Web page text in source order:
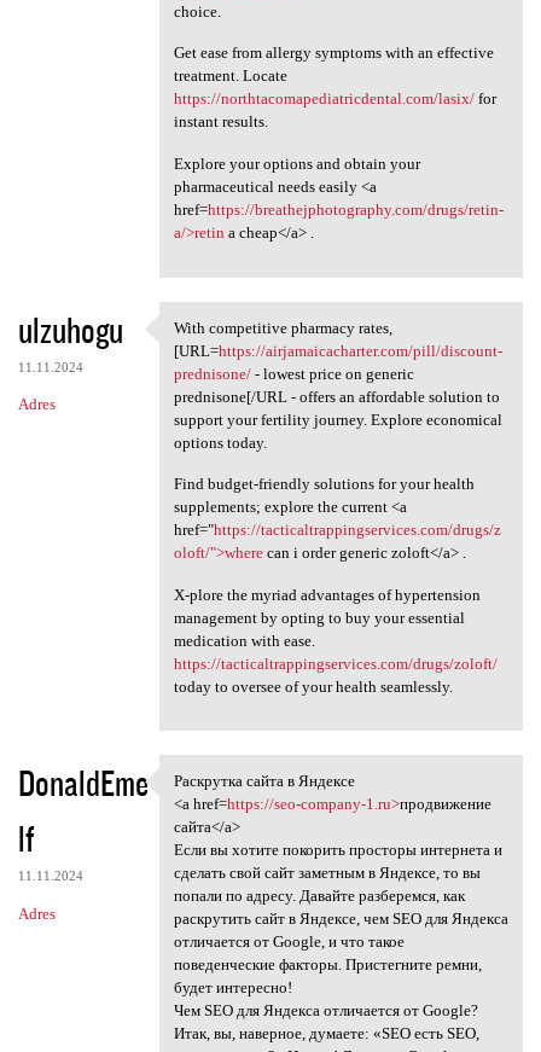
choice.
Get ease from allergy symptoms with an effective
treatment. Locate
https://northtacomapediatricdental.com/lasix/for
instant results.
Explore your options and obtain your
pharmaceutical needs easily <a
href=https://breathejphotography.com/drugs/retin-
a/>retin a cheap</a> .
ulzuhogu
11.11.2024
Adres
With competitive pharmacy
With competitive pharmacy rates,
[URL=https://airjamaicacharter.com/pill/discount-
prednisone/- lowest price on generic
prednisone[/URL - offers an affordable solution to
support your fertility journey. Explore economical
options today.
Find budget-friendly solutions for your health
supplements; explore the current <a
href="https://tacticaltrappingservices.com/drugs/z
oloft/">wherecan i order generic zoloft</a> .
X-plore the myriad advantages of hypertension
management by opting to buy your essential
medication with ease.
https://tacticaltrappingservices.com/drugs/zoloft/
today to oversee of your health seamlessly.
DonaldEme
lf
11.11.2024
Adres
Раскрутка сайта в Яндексе
Раскрутка сайта в Яндексе
<a href=https://seo-company-1.ru>продвижение
сайта</a>
Если вы хотите покорить просторы интернета и
сделать свой сайт заметным в Яндексе, то вы
попали по адресу. Давайте разберемся, как
раскрутить сайт в Яндексе, чем SEO для Яндекса
отличается от Google, и что такое
поведенческие факторы. Пристегните ремни,
будет интересно!
Чем SEO для Яндекса отличается от Google?
Итак, вы, наверное, думаете: «SEO есть SEO,